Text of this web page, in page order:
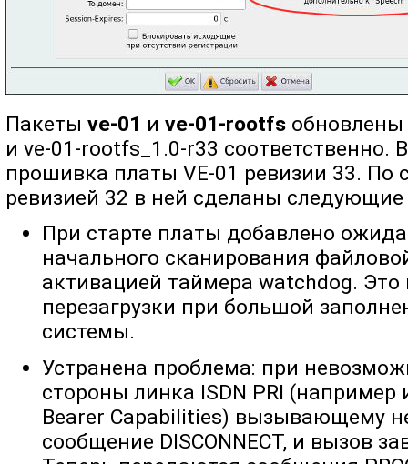
Пакетыve-01 иve-01-rootfs обновлены
и ve-01-rootfs_1.0-r33 соответственно.
прошивка платы VE-01 ревизии 33.
ревизией 32 в ней сделаны
При старте платы добавлено
начального сканирования
активацией таймера watchdog. Это
перезагрузки при большой
системы.
Устранена проблема: при
стороны линка ISDN PRI
Bearer Capabilities) вызывающему
сообщение DISCONNECT, и вызов